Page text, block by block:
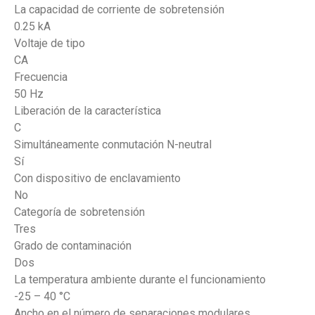
La capacidad de corriente de sobretensión
0.25 kA
Voltaje de tipo
CA
Frecuencia
50 Hz
Liberación de la característica
C
Simultáneamente conmutación N-neutral
Sí
Con dispositivo de enclavamiento
No
Categoría de sobretensión
Tres
Grado de contaminación
Dos
La temperatura ambiente durante el funcionamiento
-25 – 40 °C